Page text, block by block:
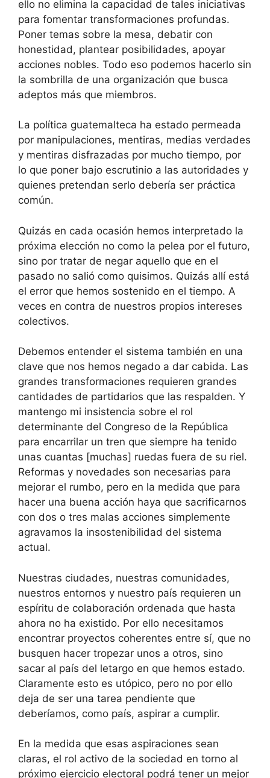
ello no elimina la capacidad de tales iniciativas
para fomentar transformaciones profundas.
Poner temas sobre la mesa, debatir con
honestidad, plantear posibilidades, apoyar
acciones nobles. Todo eso podemos hacerlo sin
la sombrilla de una organización que busca
adeptos más que miembros.
La política guatemalteca ha estado permeada
por manipulaciones, mentiras, medias verdades
y mentiras disfrazadas por mucho tiempo, por
lo que poner bajo escrutinio a las autoridades y
quienes pretendan serlo debería ser práctica
común.
Quizás en cada ocasión hemos interpretado la
próxima elección no como la pelea por el futuro,
sino por tratar de negar aquello que en el
pasado no salió como quisimos. Quizás allí está
el error que hemos sostenido en el tiempo. A
veces en contra de nuestros propios intereses
colectivos.
Debemos entender el sistema también en una
clave que nos hemos negado a dar cabida. Las
grandes transformaciones requieren grandes
cantidades de partidarios que las respalden. Y
mantengo mi insistencia sobre el rol
determinante del Congreso de la República
para encarrilar un tren que siempre ha tenido
unas cuantas [muchas] ruedas fuera de su riel.
Reformas y novedades son necesarias para
mejorar el rumbo, pero en la medida que para
hacer una buena acción haya que sacrificarnos
con dos o tres malas acciones simplemente
agravamos la insostenibilidad del sistema
actual.
Nuestras ciudades, nuestras comunidades,
nuestros entornos y nuestro país requieren un
espíritu de colaboración ordenada que hasta
ahora no ha existido. Por ello necesitamos
encontrar proyectos coherentes entre sí, que no
busquen hacer tropezar unos a otros, sino
sacar al país del letargo en que hemos estado.
Claramente esto es utópico, pero no por ello
deja de ser una tarea pendiente que
deberíamos, como país, aspirar a cumplir.
En la medida que esas aspiraciones sean
claras, el rol activo de la sociedad en torno al
próximo ejercicio electoral podrá tener un mejor